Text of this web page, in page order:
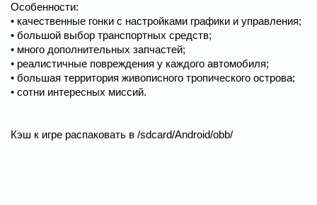
Особенности:
• качественные гонки с настройками графики и управления;
• большой выбор транспортных средств;
• много дополнительных запчастей;
• реалистичные повреждения у каждого автомобиля;
• большая территория живописного тропического острова;
• сотни интересных миссий.
Кэш к игре распаковать в /sdcard/Android/obb/